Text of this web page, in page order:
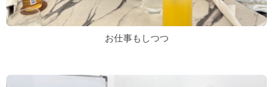
お仕事もしつつ